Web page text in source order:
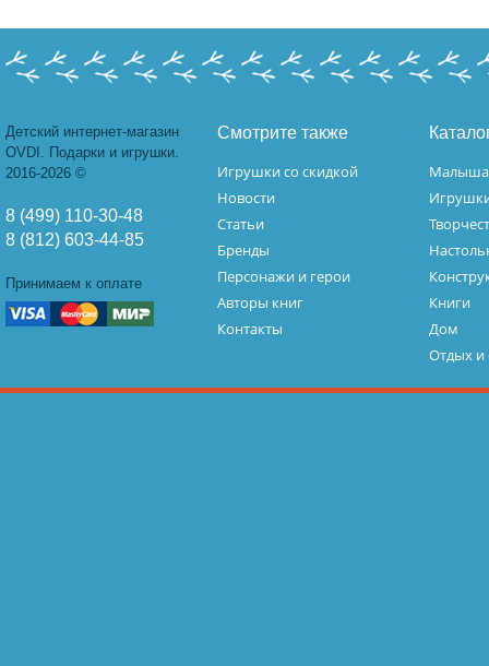
Детский интернет-магазин
OVDI. Подарки и игрушки.
2016-2026 ©
8 (499) 110-30-48
8 (812) 603-44-85
Принимаем к оплате
Смотрите также
Игрушки со скидкой
Новости
Статьи
Бренды
Персонажи и герои
Авторы книг
Контакты
Книги
Дом
Отдых и